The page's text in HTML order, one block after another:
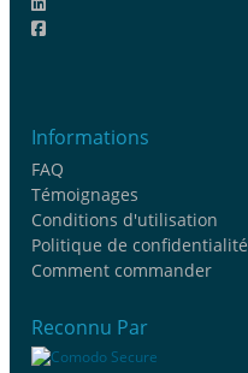
Informations
FAQ
Témoignages
Conditions d'utilisation
Politique de confidentialité
Comment commander
Reconnu Par